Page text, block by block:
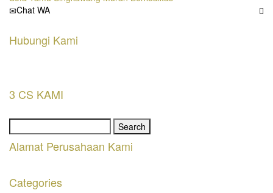
Chat WA
Hubungi Kami
3 CS KAMI
Search
for:
Alamat Perusahaan Kami
Categories